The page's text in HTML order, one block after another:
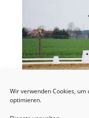
Wir verwenden Cookies,
optimieren.